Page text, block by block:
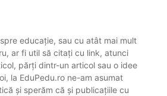
educație, sau cu atât mai mult
ar fi util să citați cu link, atunci
părți dintr-un articol sau o idee
la EduPedu.ro ne-am asumat
și sperăm că și publicațiile cu